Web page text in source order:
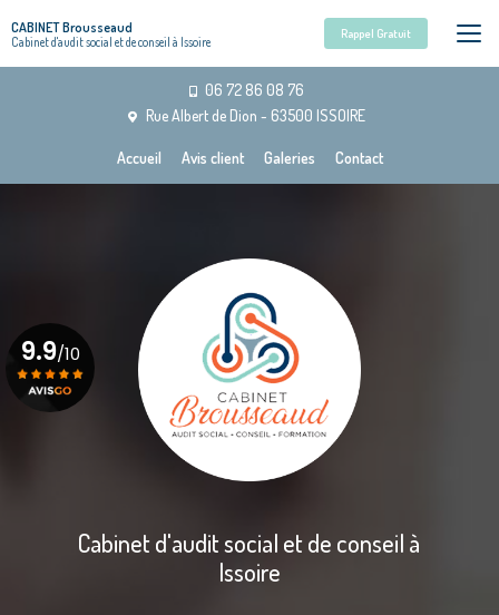
au
contenu
principal
06 72 86 08 76
Rue Albert de Dion - 63500 ISSOIRE
Accueil
Avis client Galeries Contact
CABINET Brousseaud
Cabinet d'audit social et de conseil à Issoire Rappel Gratuit
Cabinet d'audit social et de conseil à
Issoire
9.9/10